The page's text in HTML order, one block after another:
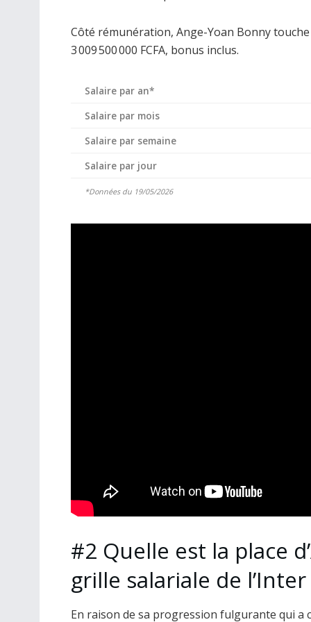
Côté rémunération, Ange-Yoan Bonny
3 009 500 000 FCFA, bonus inclus.
Salaire par an*
Salaire par mois
Salaire par semaine
Salaire par jour
*Données du 19/05/2026
#2 Quelle est la place
grille salariale de l’Inter
En raison de sa progression fulgurante qui a